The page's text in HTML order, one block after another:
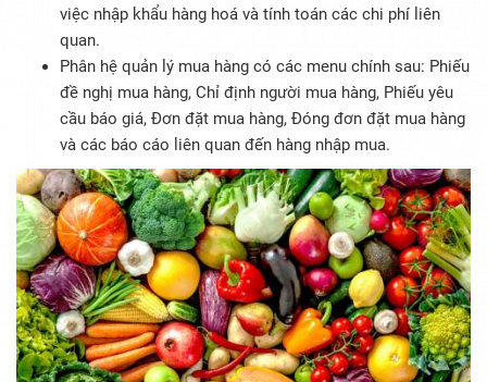
việc nhập khẩu hàng hoá và tính toán các chi phí liên
quan.
Phân hệ quản lý mua hàng có các menu chính sau: Phiếu
đề nghị mua hàng, Chỉ định người mua hàng, Phiếu yêu
cầu báo giá, Đơn đặt mua hàng, Đóng đơn đặt mua hàng
và các báo cáo liên quan đến hàng nhập mua.